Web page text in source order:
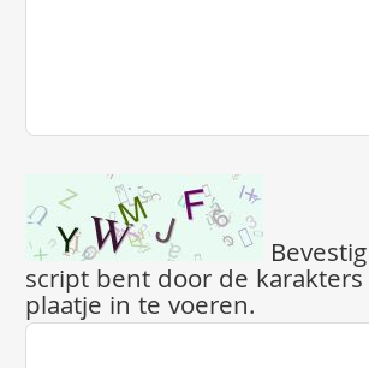
script bent door de
plaatje in te voeren.